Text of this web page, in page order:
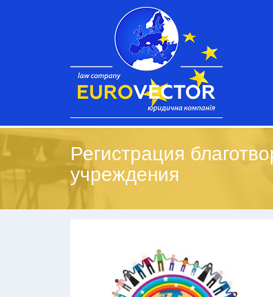
Регистрация
учреждения